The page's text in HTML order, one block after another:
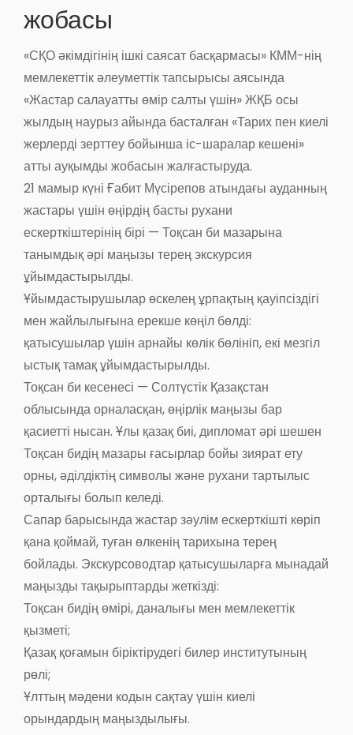
жобасы
«СҚО әкімдігінің ішкі саясат басқармасы» КММ-нің
мемлекеттік әлеуметтік тапсырысы аясында
«Жастар салауатты өмір салты үшін» ЖҚБ осы
жылдың наурыз айында басталған «Тарих пен киелі
жерлерді зерттеу бойынша іс-шаралар кешені»
атты ауқымды жобасын жалғастыруда.
21 мамыр күні Ғабит Мүсірепов атындағы ауданның
жастары үшін өңірдің басты рухани
ескерткіштерінің бірі — Тоқсан би мазарына
танымдық әрі маңызы терең экскурсия
ұйымдастырылды.
Ұйымдастырушылар өскелең ұрпақтың қауіпсіздігі
мен жайлылығына ерекше көңіл бөлді:
қатысушылар үшін арнайы көлік бөлініп, екі мезгіл
ыстық тамақ ұйымдастырылды.
Тоқсан би кесенесі — Солтүстік Қазақстан
облысында орналасқан, өңірлік маңызы бар
қасиетті нысан. Ұлы қазақ биі, дипломат әрі шешен
Тоқсан бидің мазары ғасырлар бойы зиярат ету
орны, әділдіктің символы және рухани тартылыс
орталығы болып келеді.
Сапар барысында жастар зәулім ескерткішті көріп
қана қоймай, туған өлкенің тарихына терең
бойлады. Экскурсоводтар қатысушыларға мынадай
маңызды тақырыптарды жеткізді:
Тоқсан бидің өмірі, даналығы мен мемлекеттік
қызметі;
Қазақ қоғамын біріктірудегі билер институтының
рөлі;
Ұлттың мәдени кодын сақтау үшін киелі
орындардың маңыздылығы.